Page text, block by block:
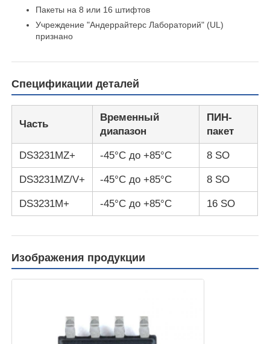
Блок микроконтроллера MCU
Система SOC на чипе
IC MPU
CPLD PLD
Инфракрасный тепловой детектор
Обломок DSP IC
Микросхема памяти ДРАХМЫ
Пакеты на 8 или 16 штифтов
Учреждение "Андеррайтерс Лабораторий" (UL)
признано
Спецификации деталей
Часть
Временный
диапазон
ПИН-
пакет
DS3231MZ+ -45°C до +85°C 8 SO
DS3231MZ/V+ -45°C до +85°C 8 SO
DS3231M+ -45°C до +85°C 16 SO
Изображения продукции